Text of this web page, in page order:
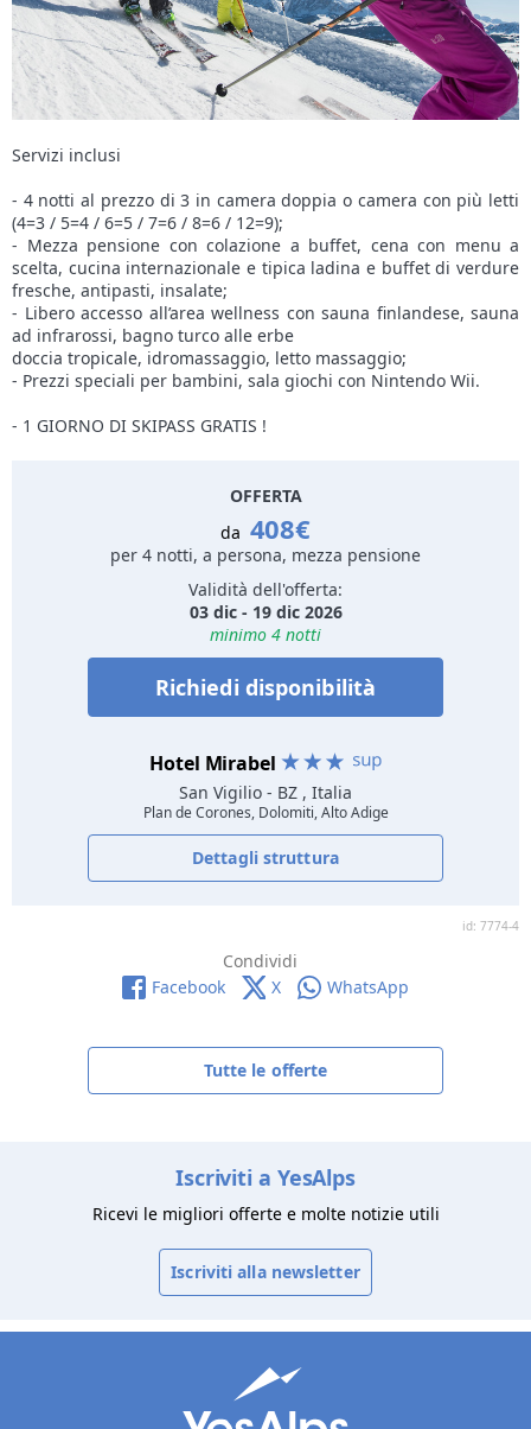
Servizi inclusi
- 4 notti al prezzo di 3 in camera doppia o camera con più letti
(4=3 / 5=4 / 6=5 / 7=6 / 8=6 / 12=9);
- Mezza pensione con colazione a buffet, cena con menu a
scelta, cucina internazionale e tipica ladina e buffet di verdure
fresche, antipasti, insalate;
- Libero accesso all’area wellness con sauna finlandese, sauna
ad infrarossi, bagno turco alle erbe
doccia tropicale, idromassaggio, letto massaggio;
- Prezzi speciali per bambini, sala giochi con Nintendo Wii.
- 1 GIORNO DI SKIPASS GRATIS !
OFFERTA
da 408€
per 4 notti, a persona, mezza pensione
Validità dell'offerta:
03 dic - 19 dic 2026
minimo 4 notti
Richiedi disponibilità
Hotel Mirabel
San Vigilio - BZ , Italia
Plan de Corones, Dolomiti, Alto Adige
Dettagli struttura
id: 7774-4
Condividi
Facebook
X WhatsApp
Tutte le offerte
Iscriviti a YesAlps
Ricevi le migliori offerte e molte notizie utili
Iscriviti alla newsletter